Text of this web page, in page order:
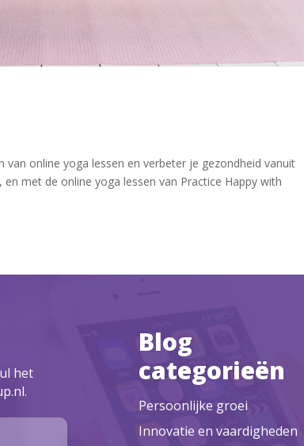
online yoga lessen en verbeter je gezondheid vanuit
met de online yoga lessen van Practice Happy with
het
Blog
categorieën
Persoonlijke groei
Innovatie en vaardigheden